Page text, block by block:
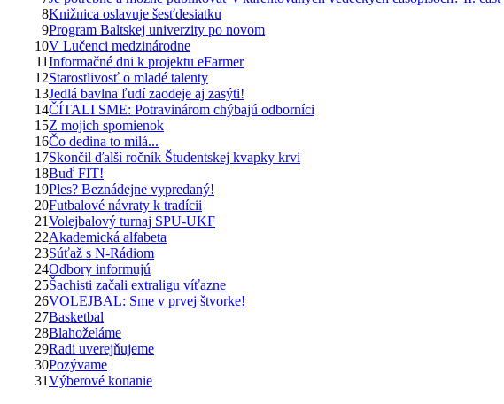
8Knižnica oslavuje šesťdesiatku
9Program Baltskej univerzity po novom
10V Lučenci medzinárodne
11Informačné dni k projektu eFarmer
12Starostlivosť o mladé talenty
13Jedlá bavlna ľudí zaodeje aj zasýti!
14ČÍTALI SME: Potravinárom chýbajú odborníci
15Z mojich spomienok
16Čo dedina to milá...
17Skončil ďalší ročník Študentskej kvapky krvi
18Buď FIT!
19Ples? Beznádejne vypredaný!
20Futbalové návraty k tradícii
21Volejbalový turnaj SPU-UKF
22Akademická alfabeta
23Súťaž s N-Rádiom
24Odbory informujú
25Šachisti začali extraligu víťazne
26VOLEJBAL: Sme v prvej štvorke!
27Basketbal
28Blahoželáme
29Radi uverejňujeme
30Pozývame
31Výberové konanie